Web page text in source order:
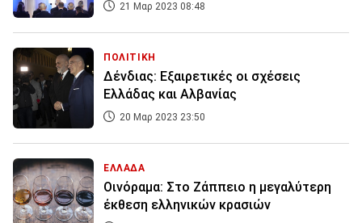
21 Μαρ 2023 08:48
ΠΟΛΙΤΙΚΗ
Δένδιας: Εξαιρετικές οι σχέσεις
Ελλάδας και Αλβανίας
20 Μαρ 2023 23:50
ΕΛΛΑΔΑ
Οινόραμα: Στο Ζάππειο η μεγαλύτερη
έκθεση ελληνικών κρασιών